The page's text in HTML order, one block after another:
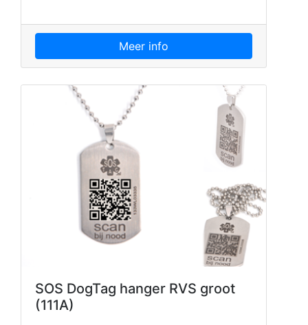
Meer info
SOS DogTag hanger RVS groot
(111A)